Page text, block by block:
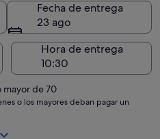
Fecha de entrega
23 ago
Hora de entrega
mayor de 70
o los mayores deban pagar un